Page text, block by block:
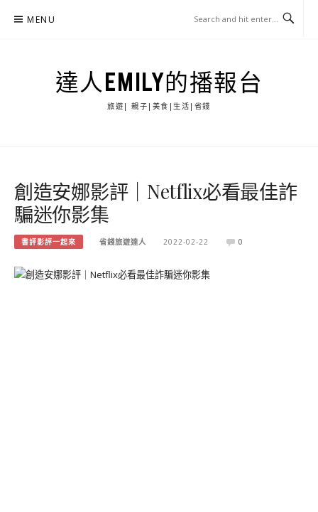
MENU
達人EMILY的播報台
旅遊| 親子|美食|生活|省錢
創造安娜影評｜Netflix必看最佳詐
騙迷你影集
書評影評一起來 省錢旅遊達人 2022-02-22 0